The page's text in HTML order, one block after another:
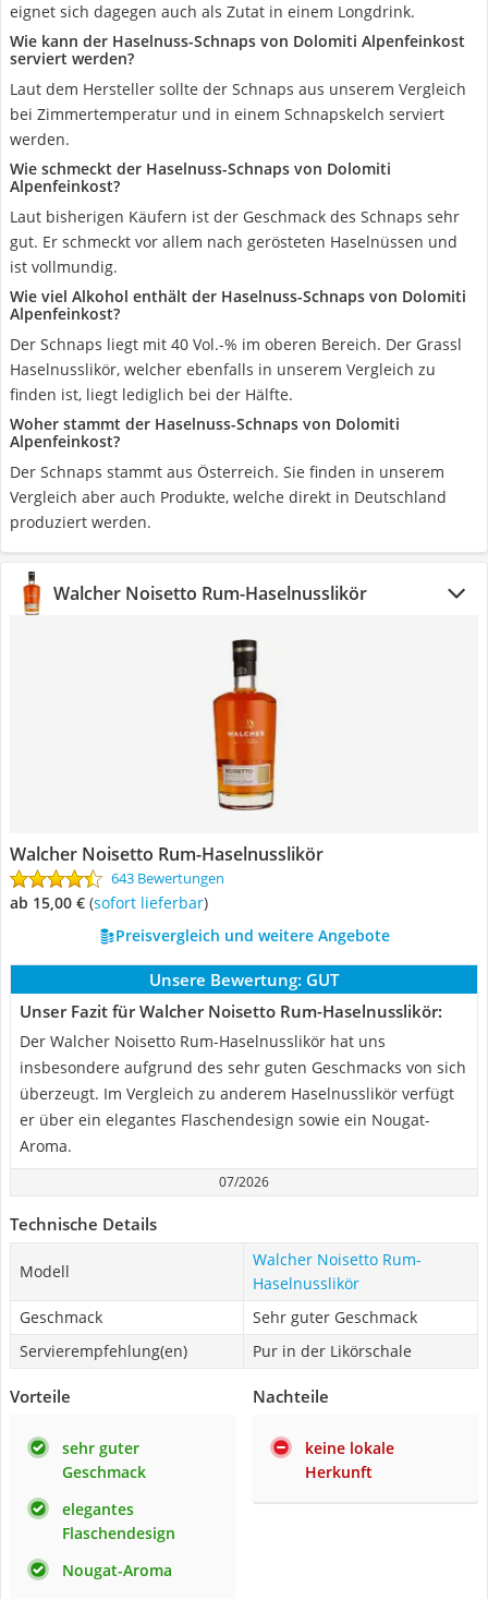
eignet sich dagegen auch als Zutat in einem Longdrink.
Wie kann der Haselnuss-Schnaps von Dolomiti Alpenfeinkost
serviert werden?
Laut dem Hersteller sollte der Schnaps aus unserem Vergleich
bei Zimmertemperatur und in einem Schnapskelch serviert
werden.
Wie schmeckt der Haselnuss-Schnaps von Dolomiti
Alpenfeinkost?
Laut bisherigen Käufern ist der Geschmack des Schnaps sehr
gut. Er schmeckt vor allem nach gerösteten Haselnüssen und
ist vollmundig.
Wie viel Alkohol enthält der Haselnuss-Schnaps von Dolomiti
Alpenfeinkost?
Der Schnaps liegt mit 40 Vol.-% im oberen Bereich. Der Grassl
Haselnusslikör, welcher ebenfalls in unserem Vergleich zu
finden ist, liegt lediglich bei der Hälfte.
Woher stammt der Haselnuss-Schnaps von Dolomiti
Alpenfeinkost?
Der Schnaps stammt aus Österreich. Sie finden in unserem
Vergleich aber auch Produkte, welche direkt in Deutschland
produziert werden.
Walcher Noisetto Rum-Haselnusslikör
Walcher Noisetto Rum-Haselnusslikör
643 Bewertungen
ab 15,00 € ( Sofort lieferbar)
Preisvergleich und weitere Angebote
Unsere Bewertung: GUT
Unser Fazit für Walcher Noisetto Rum-Haselnusslikör:
Der Walcher Noisetto Rum-Haselnusslikör hat uns
insbesondere aufgrund des sehr guten Geschmacks von sich
überzeugt. Im Vergleich zu anderem Haselnusslikör verfügt
er über ein elegantes Flaschendesign sowie ein Nougat-
Aroma.
07/2026
Technische Details
Modell
Walcher Noisetto Rum-
Haselnusslikör
Geschmack
Sehr guter Geschmack
Servierempfehlung(en)
Pur in der Likörschale
Vorteile
sehr guter
Geschmack
elegantes
Flaschendesign
Nougat-Aroma
Nachteile
keine lokale
Herkunft